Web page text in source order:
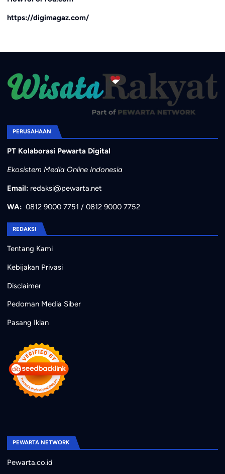
https://digimagaz.com/
PERUSAHAAN
PT Kolaborasi Pewarta Digital
Ekosistem Media Online Indonesia
Email: redaksi@pewarta.net
WA: 0812 9000 7751 / 0812 9000 7752
REDAKSI
Tentang Kami
Kebijakan Privasi
Disclaimer
Pedoman Media Siber
Pasang Iklan
PEWARTA NETWORK
Pewarta.co.id